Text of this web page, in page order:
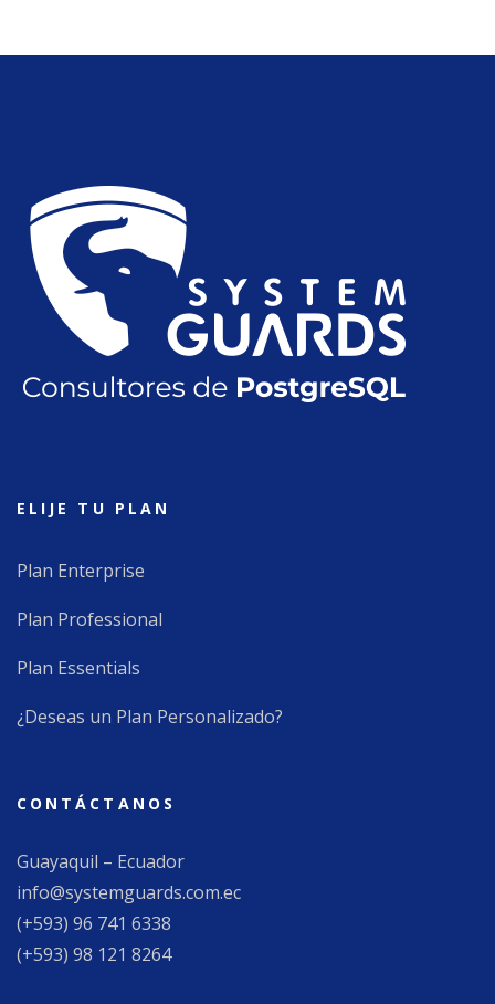
ELIJE TU PLAN
Plan Enterprise
Plan Professional
Plan Essentials
¿Deseas un Plan Personalizado?
CONTÁCTANOS
Guayaquil – Ecuador
info@systemguards.com.ec
(+593) 96 741 6338
(+593) 98 121 8264